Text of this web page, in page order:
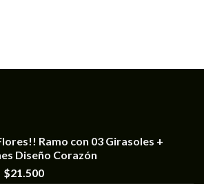
Ramo con 03 Girasoles +
Diseño Corazón
$21.500